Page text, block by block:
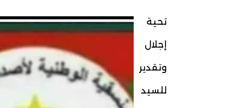
تحية
إجلال
وتقدير
للسيد